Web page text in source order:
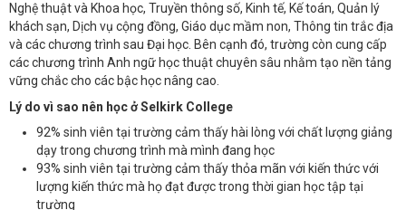
Nghệ thuật và Khoa học, Truyền thông số, Kinh tế, Kế toán, Quản lý
khách sạn, Dịch vụ cộng đồng, Giáo dục mầm non, Thông tin trắc địa
và các chương trình sau Đại học. Bên cạnh đó, trường còn cung cấp
các chương trình Anh ngữ học thuật chuyên sâu nhằm tạo nền tảng
vững chắc cho các bậc học nâng cao.
Lý do vì sao nên học ở Selkirk College
92% sinh viên tại trường cảm thấy hài lòng với chất lượng giảng
dạy trong chương trình mà mình đang học
93% sinh viên tại trường cảm thấy thỏa mãn với kiến thức với
lượng kiến thức mà họ đạt được trong thời gian học tập tại
trường